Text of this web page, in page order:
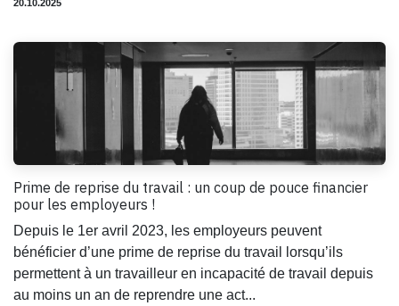
20.10.2025
Prime de reprise du travail : un coup de pouce financier
pour les employeurs !
Depuis le 1er avril 2023, les employeurs peuvent
bénéficier d’une prime de reprise du travail lorsqu’ils
permettent à un travailleur en incapacité de travail depuis
au moins un an de reprendre une act...